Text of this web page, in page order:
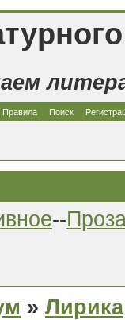
Правила Поиск
--
» Лирика